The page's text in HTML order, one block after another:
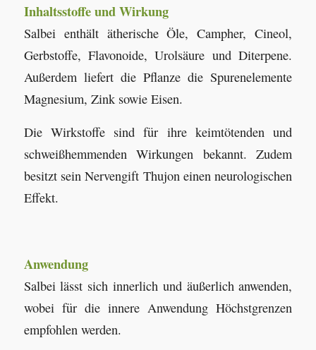
Inhaltsstoffe und Wirkung
Salbei enthält ätherische Öle, Campher, Cineol,
Gerbstoffe, Flavonoide, Urolsäure und Diterpene.
Außerdem liefert die Pflanze die Spurenelemente
Magnesium, Zink sowie Eisen.
Die Wirkstoffe sind für ihre keimtötenden und
schweißhemmenden Wirkungen bekannt. Zudem
besitzt sein Nervengift Thujon einen neurologischen
Effekt.
Anwendung
Salbei lässt sich innerlich und äußerlich anwenden,
wobei für die innere Anwendung Höchstgrenzen
empfohlen werden.